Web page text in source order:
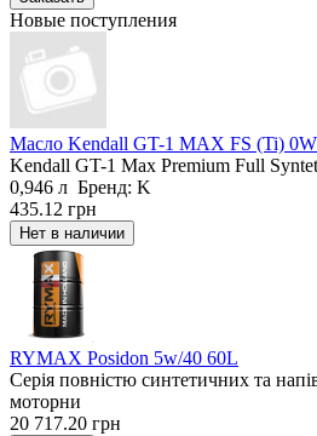
Новые поступления
Масло Kendall GT-1 MAX FS (Ti)
Kendall GT-1 Max Premium Full
0,946 л Бренд: K
435.12 грн
RYMAX Posidon 5w/40 60L
Серія повністю синтетичних та
моторни
20 717.20 грн